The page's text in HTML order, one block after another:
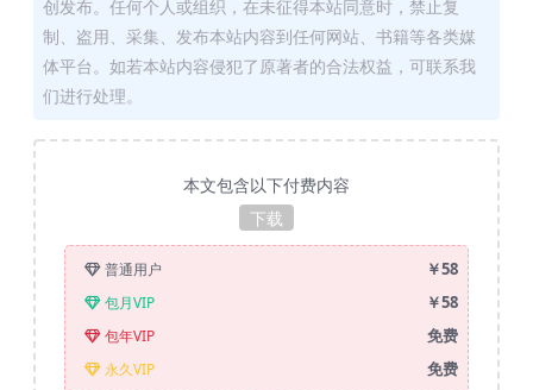
创发布。任何个人或组织，在未征得本站同意时，禁止复
制、盗用、采集、发布本站内容到任何网站、书籍等各类媒
体平台。如若本站内容侵犯了原著者的合法权益，可联系我
们进行处理。
本文包含以下付费内容
下载
普通用户 ￥58
包月VIP ￥58
包年VIP 免费
永久VIP 免费